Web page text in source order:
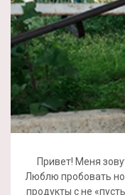
Привет! Меня
Люблю пробовать
продукты с не